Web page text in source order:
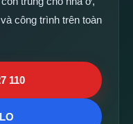
công trình trên toàn
110